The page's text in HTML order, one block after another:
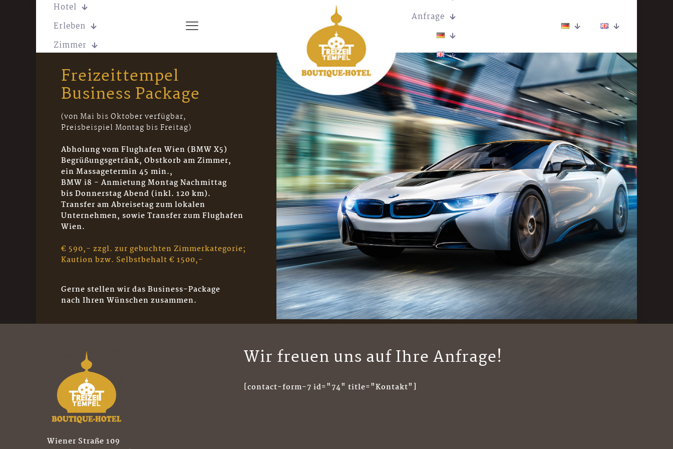
Hotel
Erleben
Zimmer
Anfrage
Freizeittempel
Business Package
(von Mai bis Oktober verfügbar,
Preisbeispiel Montag bis Freitag)
Abholung vom Flughafen Wien (BMW X5)
Begrüßungsgetränk, Obstkorb am Zimmer,
ein Massagetermin 45 min.,
BMW i8 - Anmietung Montag Nachmittag
bis Donnerstag Abend (inkl. 120 km).
Transfer am Abreisetag zum lokalen
Unternehmen, sowie Transfer zum Flughafen
Wien.
€ 590,- zzgl. zur gebuchten Zimmerkategorie;
Kaution bzw. Selbstbehalt € 1500,-
Gerne stellen wir das Business-Package
nach Ihren Wünschen zusammen.
Wiener Straße 109
Wir freuen uns auf Ihre Anfrage!
[contact-form-7 id="74" title="Kontakt"]